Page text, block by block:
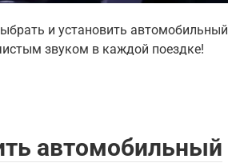
и установить автомобильный
звуком в каждой поездке!
автомобильный